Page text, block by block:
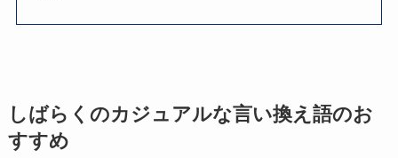
しばらくのカジュアルな言い換え語のお
すすめ